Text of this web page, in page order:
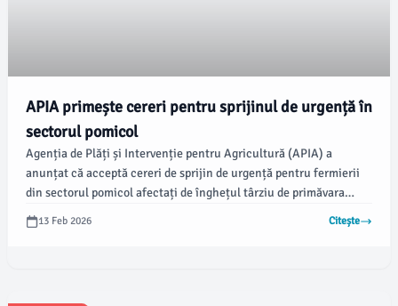
APIA primește cereri pentru sprijinul de urgență în
sectorul pomicol
Agenția de Plăți și Intervenție pentru Agricultură (APIA) a
anunțat că acceptă cereri de sprijin de urgență pentru fermierii
din sectorul pomicol afectați de înghețul târziu de primăvara
anului trecut, până la 09 martie 2026 inclusiv. Această măsură
este destinată celor care au suferit pagube între 30% și 100% și
13 Feb 2026 Citește